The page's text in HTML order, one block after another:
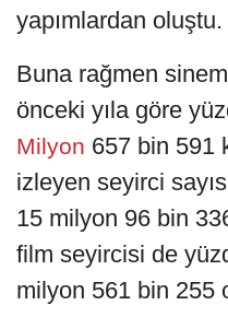
yapımlardan oluştu.
Buna rağmen
önceki yıla göre
Milyon 657 bin 591
izleyen seyirci
15 milyon 96 bin
film seyircisi de
milyon 561 bin 255